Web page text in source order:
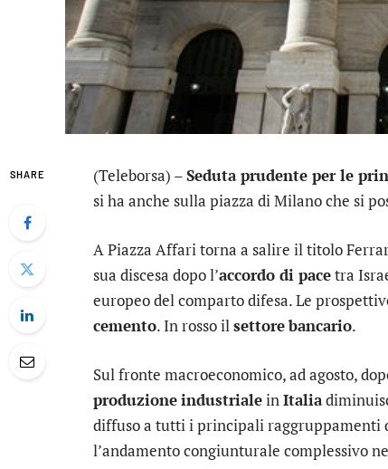
SHARE (Teleborsa) –Seduta prudente per le
si ha anche sulla piazza di Milano che si
A Piazza Affari torna a salire il titolo
sua discesa dopo l’accordo di pacetra
europeo del comparto difesa. Le
cemento. In rosso ilsettorebancario.
Sul fronte macroeconomico, ad agosto,
produzioneindustrialeinItalia
diffuso a tutti i principali raggruppamenti
l’andamento congiunturale complessivo